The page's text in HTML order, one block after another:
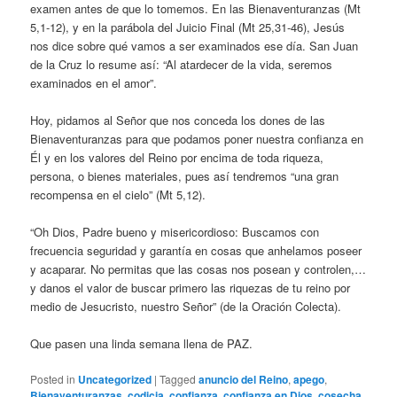
examen antes de que lo tomemos. En las Bienaventuranzas (Mt
5,1-12), y en la parábola del Juicio Final (Mt 25,31-46), Jesús
nos dice sobre qué vamos a ser examinados ese día. San Juan
de la Cruz lo resume así: “Al atardecer de la vida, seremos
examinados en el amor”.
Hoy, pidamos al Señor que nos conceda los dones de las
Bienaventuranzas para que podamos poner nuestra confianza en
Él y en los valores del Reino por encima de toda riqueza,
persona, o bienes materiales, pues así tendremos “una gran
recompensa en el cielo” (Mt 5,12).
“Oh Dios, Padre bueno y misericordioso: Buscamos con
frecuencia seguridad y garantía en cosas que anhelamos poseer
y acaparar. No permitas que las cosas nos posean y controlen,…
y danos el valor de buscar primero las riquezas de tu reino por
medio de Jesucristo, nuestro Señor” (de la Oración Colecta).
Que pasen una linda semana llena de PAZ.
Posted in Uncategorized |Tagged anuncio del Reino,apego,